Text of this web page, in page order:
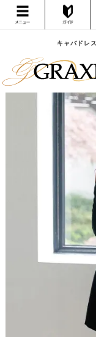
キャバドレ